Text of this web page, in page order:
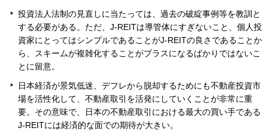
投資法人法制の見直しに当たっては、過去の破綻事例等を教訓と
する必要がある。ただ、J-REITは導管体にすぎないこと、個人投
資家にとってはシンプルであることがJ-REITの良さであることか
ら、スキームが複雑化することがプラスになるばかりではないこ
とに留意。
日本経済が景気低迷、デフレから脱却するためにも不動産投資市
場を活性化して、不動産取引を活発にしていくことが非常に重
要。その意味で、日本の不動産取引における最大の買い手である
J-REITには経済的な面での期待が大きい。